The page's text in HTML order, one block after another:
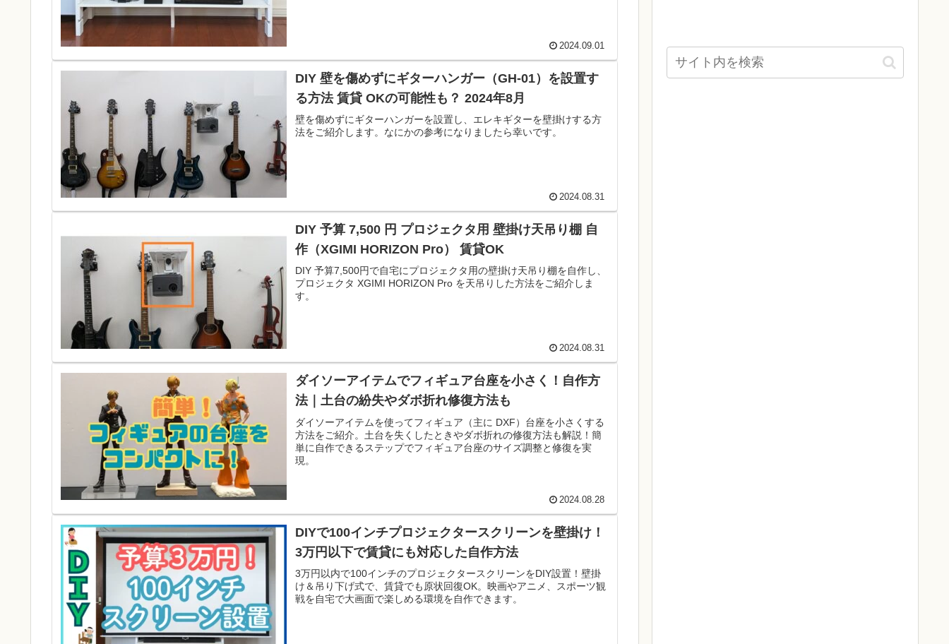
2024.09.01
DIY 壁を傷めずにギターハンガー（GH-01）を設置す
る方法 賃貸 OKの可能性も？ 2024年8月
壁を傷めずにギターハンガーを設置し、エレキギターを壁掛けする方
法をご紹介します。なにかの参考になりましたら幸いです。
2024.08.31
DIY 予算 7,500 円 プロジェクタ用 壁掛け天吊り棚 自
作（XGIMI HORIZON Pro） 賃貸OK
DIY 予算7,500円で自宅にプロジェクタ用の壁掛け天吊り棚を自作し、
プロジェクタ XGIMI HORIZON Pro を天吊りした方法をご紹介しま
す。
2024.08.31
ダイソーアイテムでフィギュア台座を小さく！自作方
法｜土台の紛失やダボ折れ修復方法も
ダイソーアイテムを使ってフィギュア（主に DXF）台座を小さくする
方法をご紹介。土台を失くしたときやダボ折れの修復方法も解説！簡
単に自作できるステップでフィギュア台座のサイズ調整と修復を実
現。
2024.08.28
DIYで100インチプロジェクタースクリーンを壁掛け！
3万円以下で賃貸にも対応した自作方法
3万円以内で100インチのプロジェクタースクリーンをDIY設置！壁掛
け＆吊り下げ式で、賃貸でも原状回復OK。映画やアニメ、スポーツ観
戦を自宅で大画面で楽しめる環境を自作できます。